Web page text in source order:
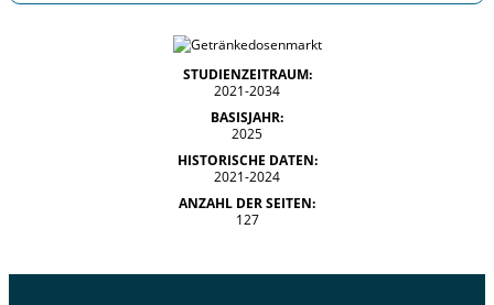
STUDIENZEITRAUM:
2021-2034
BASISJAHR:
2025
HISTORISCHE DATEN:
2021-2024
ANZAHL DER SEITEN:
127